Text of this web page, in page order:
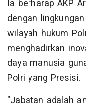
Ia berharap AKP
dengan
wilayah hukum
menghadirkan
daya manusia
Polri yang Presisi.
"Jabatan adalah